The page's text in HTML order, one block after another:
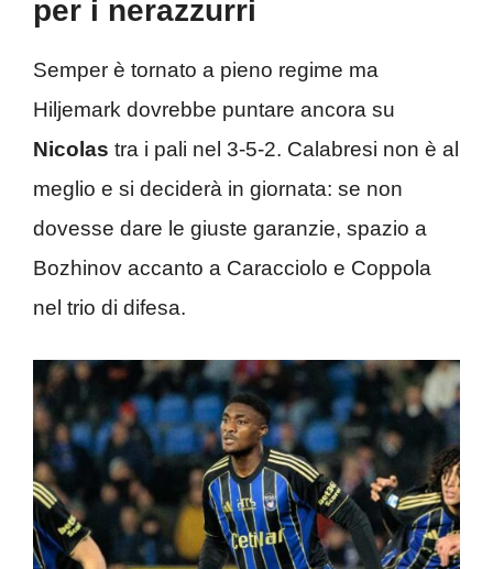
per i nerazzurri
Semper è tornato a pieno regime ma
Hiljemark dovrebbe puntare ancora su
Nicolas tra i pali nel 3-5-2. Calabresi non è al
meglio e si deciderà in giornata: se non
dovesse dare le giuste garanzie, spazio a
Bozhinov accanto a Caracciolo e Coppola
nel trio di difesa.